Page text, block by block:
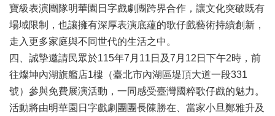
節
慶
廉
政
專
珍
寶級表演團隊明華園日字戲劇團跨界合作，讓文化突破既有
場域限制，也讓擁有深厚表演底蘊的歌仔戲藝術持續創新，
走入更多家庭與不同世代的生活之中。
四、誠摯邀請民眾於115年7月11日及7月12日下午2時，前
往燦坤內湖旗艦店1樓（臺北市內湖區堤頂大道一段331
號）參與免費展演活動，一同感受臺灣國粹歌仔戲的魅力。
活動將由明華園日字戲劇團團長陳勝在、當家小旦鄭雅升及